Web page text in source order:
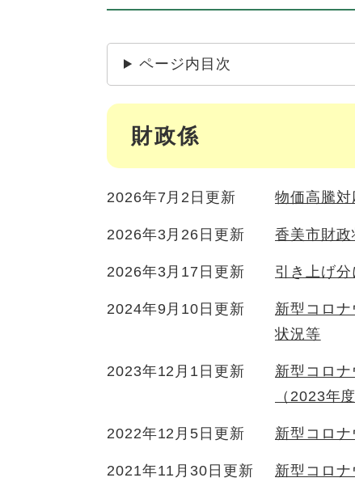
ページ内目次
財政係
2026年7月2日更新 物価高騰
2026年3月26日更新 香美市財
2026年3月17日更新 引き上げ
2024年9月10日更新
新型コロ
状況等
2023年12月1日更新
新型コロ
（2023年度
2022年12月5日更新 新型コロ
2021年11月30日更新 新型コロ